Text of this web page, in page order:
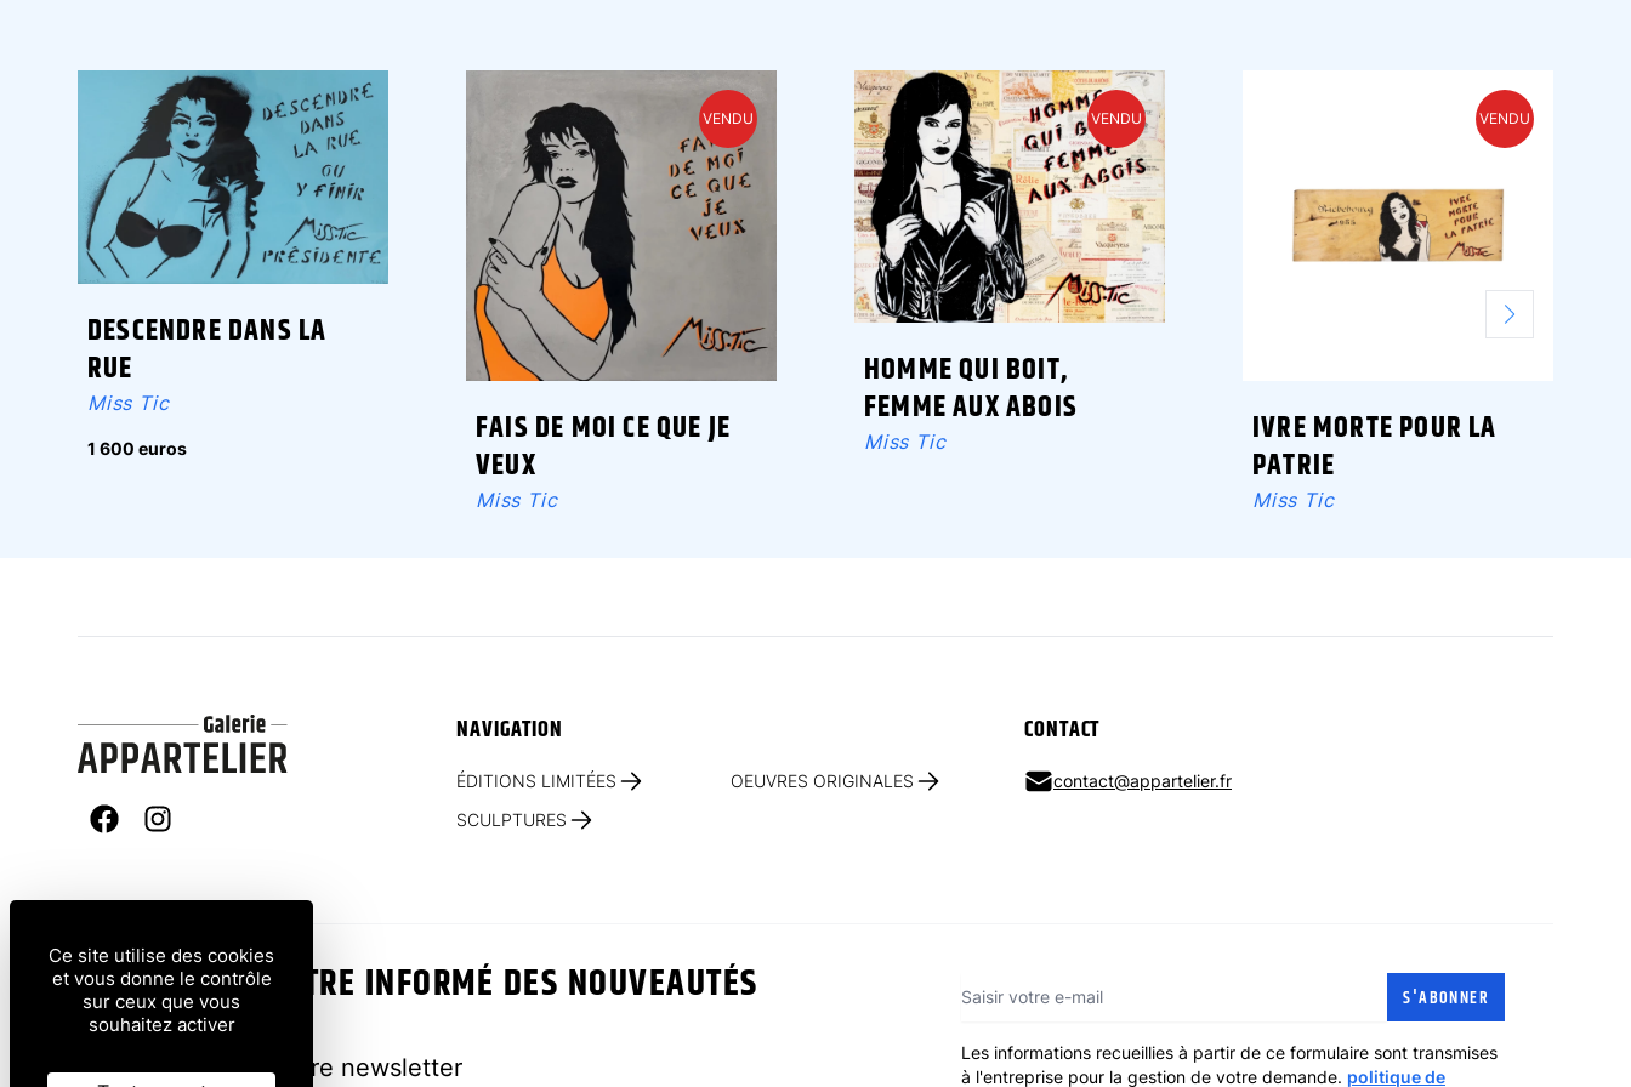
DESCENDRE DANS LA
RUE
Miss Tic
1 600 euros
FAIS DE MOI CE QUE JE
VEUX
Miss Tic
VENDU
HOMME QUI BOIT,
FEMME AUX ABOIS
Miss Tic
VENDU
IVRE MORTE POUR LA
PATRIE
Miss Tic
VENDU
FacebookInstagram
NAVIGATION
ÉDITIONS LIMITÉES
OEUVRES ORIGINALES
SCULPTURES
CONTACT
contact@appartelier.fr
VOUS VOULEZ ÊTRE INFORMÉ DES NOUVEAUTÉS
?
Inscrivez-vous à notre newsletter
Adresse e-mail S'ABONNER
Les informations recueillies à partir de ce formulaire sont transmises
à l'entreprise pour la gestion de votre demande. politique de
Ce site utilise des cookies
et vous donne le contrôle
sur ceux que vous
souhaitez activer